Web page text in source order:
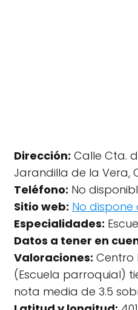
Dirección: Calle Cta.
Jarandilla de la Vera,
Teléfono: No
Sitio web: No
Especialidades:
Datos a tener en
Valoraciones: Centro
(Escuela parroquial)
nota media de 3.5